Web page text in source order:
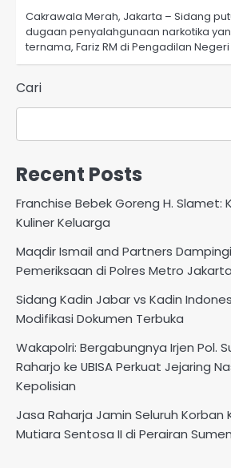
Cakrawala Merah, Jakarta – Sidang
dugaan penyalahgunaan narkotika
ternama, Fariz RM di Pengadilan
Cari
Recent Posts
Franchise Bebek Goreng H. Slamet:
Kuliner Keluarga
Maqdir Ismail and Partners
Pemeriksaan di Polres Metro
Sidang Kadin Jabar vs Kadin
Modifikasi Dokumen Terbuka
Wakapolri: Bergabungnya Irjen Pol.
Raharjo ke UBISA Perkuat Jejaring
Kepolisian
Jasa Raharja Jamin Seluruh Korban
Mutiara Sentosa II di Perairan